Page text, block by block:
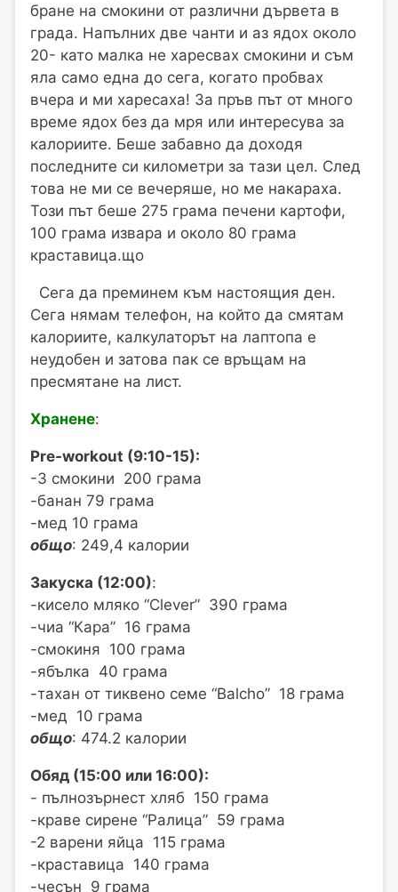
бране на смокини от различни дървета в
града. Напълних две чанти и аз ядох около
20- като малка не харесвах смокини и съм
яла само една до сега, когато пробвах
вчера и ми харесаха! За пръв път от много
време ядох без да мря или интересува за
калориите. Беше забавно да доходя
последните си километри за тази цел. След
това не ми се вечеряше, но ме накараха.
Този път беше 275 грама печени картофи,
100 грама извара и около 80 грама
краставица.що
Сега да преминем към настоящия ден.
Сега нямам телефон, на който да смятам
калориите, калкулаторът на лаптопа е
неудобен и затова пак се връщам на
пресмятане на лист.
Хранене:
Pre-workout (9:10-15):
-3 смокини 200 грама
-банан 79 грама
-мед 10 грама
общо: 249,4 калории
Закуска (12:00):
-кисело мляко “Clever” 390 грама
-чиа “Кара” 16 грама
-смокиня 100 грама
-ябълка 40 грама
-тахан от тиквено семе “Balcho” 18 грама
-мед 10 грама
общо: 474.2 калории
Обяд (15:00 или 16:00):
- пълнозърнест хляб 150 грама
-краве сирене “Ралица” 59 грама
-2 варени яйца 115 грама
-краставица 140 грама
-чесън 9 грама